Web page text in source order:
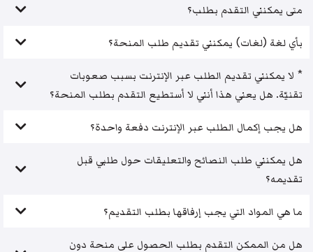
متى يمكنني التقدم بطلب؟
بأي لغة (لغات) يمكنني تقديم طلب المنحة؟
* لا يمكنني تقديم الطلب عبر الإنترنت بسبب صعوبات
تقنيّة. هل يعني هذا أنني لا أستطيع التقدم بطلب المنحة؟
هل يجب إكمال الطلب عبر الإنترنت دفعة واحدة؟
هل يمكنني طلب النصائح والتعليقات حول طلبي قبل
تقديمه؟
ما هي المواد التي يجب إرفاقها بطلب التقديم؟
هل من الممكن التقدم بطلب الحصول على منحة دون